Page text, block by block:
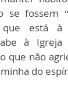
se fossem
que está à
à
que não
do